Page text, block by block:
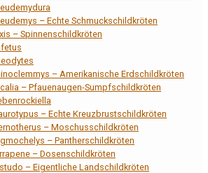
– Echte Schmuckschildkröten
– Spinnenschildkröten
– Amerikanische Erdschildkröten
– Pfauenaugen-Sumpfschildkröten
– Echte Kreuzbrustschildkröten
– Moschusschildkröten
– Pantherschildkröten
– Dosenschildkröten
– Eigentliche Landschildkröten